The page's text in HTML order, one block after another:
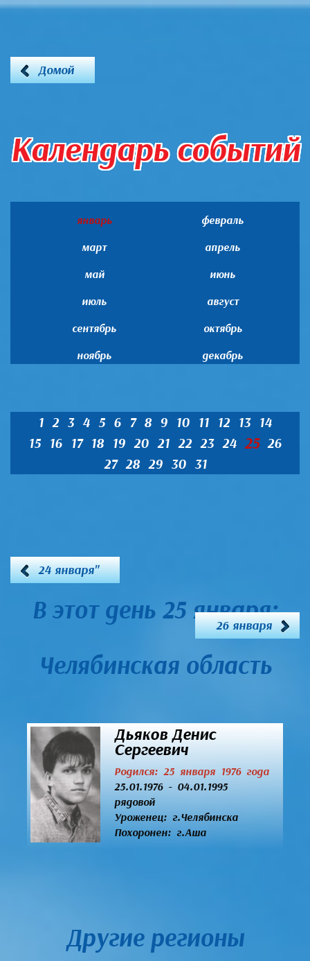
Домой
Календарь событий
январь февраль
март апрель
май июнь
июль август
сентябрь октябрь
ноябрь декабрь
1 2 3 4 5 6 7 8 9 10 11 12 13 14
15 16 17 18 19 20 21 22 23 24 25 26
27 28 29 30 31
24 января"
В этот день 25 января:
26 января
Челябинская область
Дьяков Денис
Сергеевич
Родился: 25 января 1976 года
25.01.1976 - 04.01.1995
рядовой
Уроженец: г.Челябинска
Похоронен: г.Аша
Другие регионы